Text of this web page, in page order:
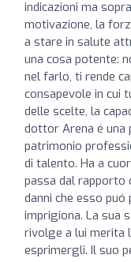
indicazioni ma
motivazione, la
a stare in salute
una cosa potente:
nel farlo, ti rende
consapevole in cui
delle scelte, la
dottor Arena é una
patrimonio
di talento. Ha a
passa dal rapporto
danni che esso
imprigiona. La sua
rivolge a lui merita
esprimergli. Il suo